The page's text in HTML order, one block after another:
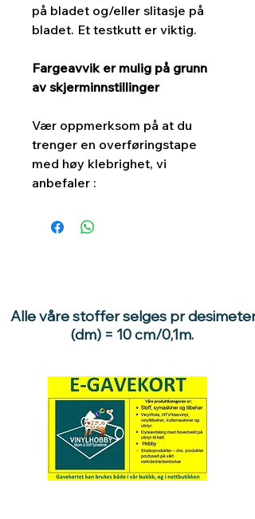
på bladet og/eller slitasje på
bladet. Et testkutt er viktig.
Fargeavvik er mulig på grunn
av skjerminnstillinger
Vær oppmerksom på at du
trenger en overføringstape
med høy klebrighet, vi
anbefaler :
Alle våre stoffer selges pr desimeter
(dm) = 10 cm/0,1m.